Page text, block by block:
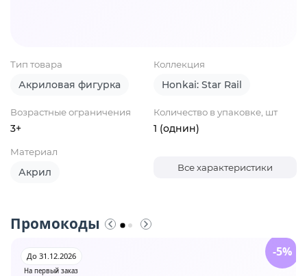
Тип товара
Акриловая фигурка
Коллекция
Honkai: Star Rail
Возрастные ограничения
3+
Количество в упаковке, шт
1 (однин)
Материал
Акрил Все характеристики
Промокоды
На первый заказ
До 31.12.2026 -5%